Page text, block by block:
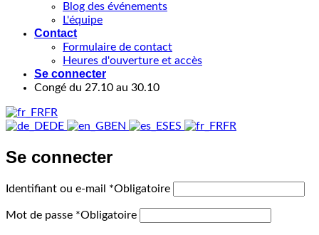
Blog des événements
L'équipe
Contact
Formulaire de contact
Heures d'ouverture et accès
Se connecter
Congé du 27.10 au 30.10
FR
DE
EN ES FR
Se connecter
Identifiant ou e-mail *Obligatoire
Mot de passe *Obligatoire